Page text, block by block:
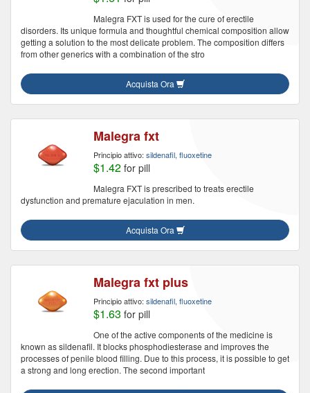
Malegra FXT is used for the cure of erectile
disorders. Its unique formula and thoughtful chemical composition allow
getting a solution to the most delicate problem. The composition differs
from other generics with a combination of the stro
Acquista Ora
Malegra fxt
Principio attivo: sildenafil, fluoxetine
$1.42 for pill
Malegra FXT is prescribed to treats erectile
dysfunction and premature ejaculation in men.
Acquista Ora
Malegra fxt plus
Principio attivo: sildenafil, fluoxetine
$1.63 for pill
One of the active components of the medicine is
known as sildenafil. It blocks phosphodiesterase and improves the
processes of penile blood filling. Due to this process, it is possible to get
a strong and long erection. The second important